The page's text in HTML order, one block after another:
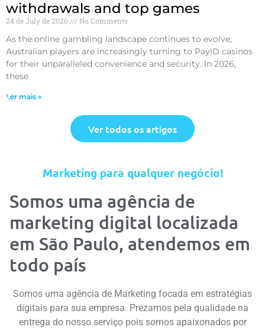
withdrawals and top games
24 de July de 2026 No Comments
As the online gambling landscape continues to evolve,
Australian players are increasingly turning to PayID casinos
for their unparalleled convenience and security. In 2026,
these
Ler mais »
Ver todos os artigos
Marketing para qualquer negócio!
Somos uma agência de
marketing digital localizada
em São Paulo, atendemos em
todo país
Somos uma agência de Marketing focada em estratégias
digitais para sua empresa. Prezamos pela qualidade na
entrega do nosso serviço pois somos apaixonados por